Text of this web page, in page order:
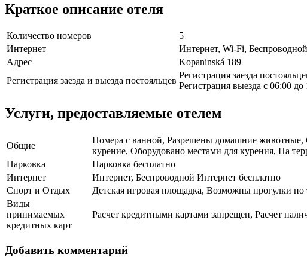
Краткое описание отеля
Количество номеров
5
Интернет
Интернет, Wi-Fi,
Адрес
Kopaninská 189
Регистрация заезда и выезда постояльцев
Регистрация заезда
Регистрация выезда с 06:00 до
Услуги, предоставляемые отелем
Общие
Номера с ванной, Разрешены домашние животные,
курение, Оборудовано местами для курения, На
Парковка
Парковка бесплатно
Интернет
Интернет, Беспроводной Интернет бесплатно
Спорт и Отдых
Детская игровая площадка, Возможны прогулки
Виды
принимаемых
кредитных карт
Расчет кредитными картами запрещен, Расчет
Добавить комментарий